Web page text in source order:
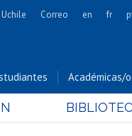
Cs. Forestales y
Cs. Sociales
Correo en fr
Académicas/